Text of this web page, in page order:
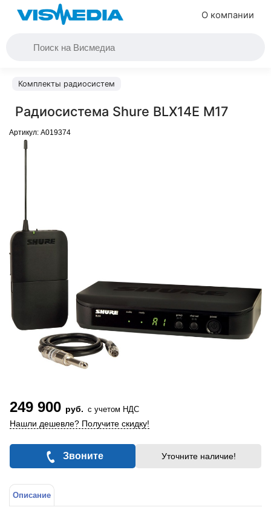
О компании
Комплекты радиосистем
Радиосистема Shure BLX14E M17
Артикул: A019374
249 900 руб. с учетом НДС
Нашли дешевле? Получите скидку!
Звоните Уточните наличие!
Описание